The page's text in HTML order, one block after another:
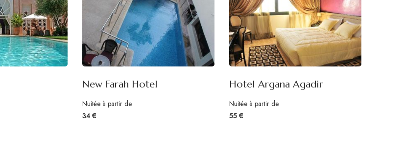
New Farah Hotel
Nuitée à partir de
34 €
Hotel Argana Agadir
Nuitée à partir de
55 €